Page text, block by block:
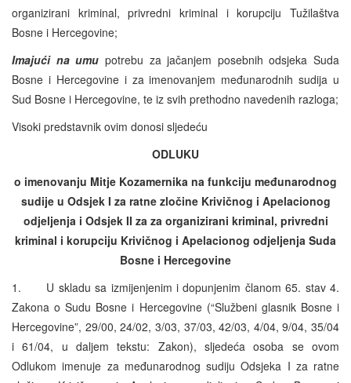
organizirani kriminal, privredni kriminal i korupciju Tužilaštva
Bosne i Hercegovine;
Imajući na umu potrebu za jačanjem posebnih odsjeka Suda
Bosne i Hercegovine i za imenovanjem međunarodnih sudija u
Sud Bosne i Hercegovine, te iz svih prethodno navedenih razloga;
Visoki predstavnik ovim donosi sljedeću
ODLUKU
o imenovanju Mitje Kozamernika na funkciju međunarodnog
sudije u Odsjek I za ratne zločine Krivičnog i Apelacionog
odjeljenja i Odsjek II za za organizirani kriminal, privredni
kriminal i korupciju Krivičnog i Apelacionog odjeljenja Suda
Bosne i Hercegovine
1. U skladu sa izmijenjenim i dopunjenim članom 65. stav 4.
Zakona o Sudu Bosne i Hercegovine (“Službeni glasnik Bosne i
Hercegovine”, 29/00, 24/02, 3/03, 37/03, 42/03, 4/04, 9/04, 35/04
i 61/04, u daljem tekstu: Zakon), sljedeća osoba se ovom
Odlukom imenuje za međunarodnog sudiju Odsjeka I za ratne